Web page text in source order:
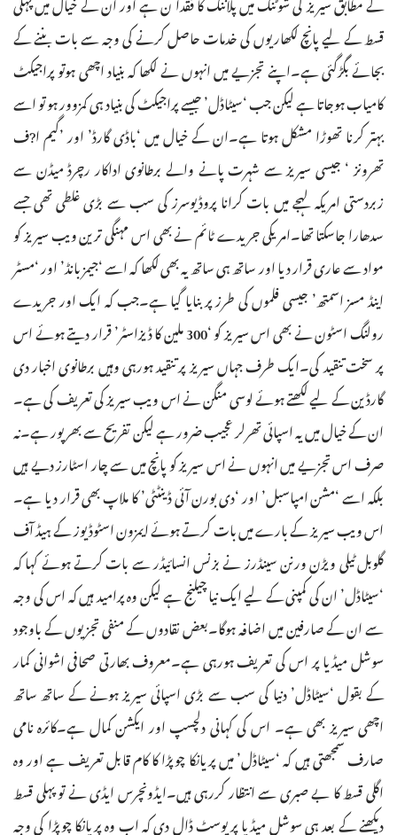
قسط کے لیے پانچ لکھاریوں کی خدمات حاصل کرنے کی وجہ سے بات بننے کے
بجائے بگڑگئی ہے۔اپنے تجزیے میں انہوں نے لکھا کہ بنیاد اچھی ہوتو پراجیکٹ
کامیاب ہوجاتا ہے لیکن جب ‘سیٹاڈل’ جیسے پراجیکٹ کی بنیاد ہی کمزوور ہو تو اسے
بہتر کرنا تھوڑا مشکل ہوتا ہے۔ان کے خیال میں ‘باڈی گارڈ’ اور ’گیم ا?ف
تھرونز ‘ جیسی سیریز سے شہرت پانے والے برطانوی اداکار رچرڈ میڈن سے
زبردستی امریکہ لہجے میں بات کرانا پروڈیوسرز کی سب سے بڑی غلطی تھی جسے
سدھارا جاسکتا تھا۔امریکی جریدے ٹائم نے بھی اس مہنگی ترین ویب سیریز کو
مواد سے عاری قرار دیا اور ساتھ ہی ساتھ یہ بھی لکھا کہ اسے ‘جیمز بانڈ’ اور ‘مسٹر
اینڈ مسز اسمتھ’ جیسی فلموں کی طرز پر بنایا گیا ہے۔جب کہ ایک اور جریدے
رولنگ اسٹون نے بھی اس سیریز کو ‘300 ملین کا ڈیزاسٹر’ قرار دیتے ہوئے اس
پر سخت تنقید کی۔ایک طرف جہاں سیریز پر تنقید ہورہی وہیں برطانوی اخبار دی
گارڈین کے لیے لکھتے ہوئے لوسی منگن نے اس ویب سیریز کی تعریف کی ہے۔
ان کے خیال میں یہ اسپائی تھرلر عجیب ضرور ہے لیکن تفریح سے بھرپور ہے۔نہ
صرف اس تجزیے میں انہوں نے اس سیریز کو پانچ میں سے چار اسٹارز دیے ہیں
بلکہ اسے ‘مشن امپاسبل’ اور ‘دی بورن آئی ڈینٹٹی’ کا ملاپ بھی قرار دیا ہے۔
اس ویب سیریز کے بارے میں بات کرتے ہوئے ایمزون اسٹوڈیوز کے ہیڈ آف
گلوبل ٹیلی ویڑن ورنن سینڈرز نے بزنس انسائیڈر سے بات کرتے ہوئے کہا کہ
‘سیٹاڈل’ ان کی کمپنی کے لیے ایک نیا چیلنج ہے لیکن وہ پرامید ہیں کہ اس کی وجہ
سے ان کے صارفین میں اضافہ ہوگا۔بعض نقادوں کے منفی تجزیوں کے باوجود
سوشل میڈیا پر اس کی تعریف ہورہی ہے۔معروف بھارتی صحافی اشوانی کمار
کے بقول ‘سیٹاڈل’ دنیا کی سب سے بڑی اسپائی سیریز ہونے کے ساتھ ساتھ
اچھی سیریز بھی ہے۔ اس کی کہانی دلچسپ اور ایکشن کمال ہے۔کائرہ نامی
صارف سمجھتی ہیں کہ ‘سیٹاڈل’ میں پریانکا چوپڑا کا کام قابل تعریف ہے اور وہ
اگلی قسط کا بے صبری سے انتظار کررہی ہیں۔ایڈونچرس ایڈی نے تو پہلی قسط
دیکھنے کے بعد ہی سوشل میڈیا پر پوسٹ ڈال دی کہ اب وہ پریانکا چوپڑا کی وجہ